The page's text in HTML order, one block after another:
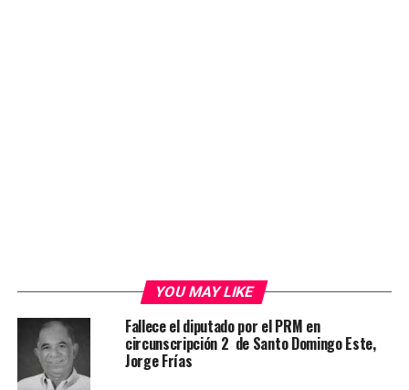
YOU MAY LIKE
Fallece el diputado por el PRM en
circunscripción 2 de Santo Domingo Este,
Jorge Frías